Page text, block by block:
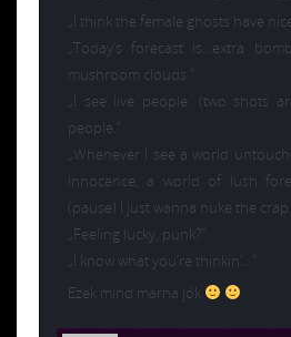
„I think the female ghosts have
„Today’s forecast is…extra
mushroom clouds.”
„I see live people. (two shots
people.”
„Whenever I see a world
innocence, a world of lush
(pause) I just wanna nuke the crap
„Feeling lucky, punk?”
„I know what you’re thinkin’…”
Ezek mind marha jók